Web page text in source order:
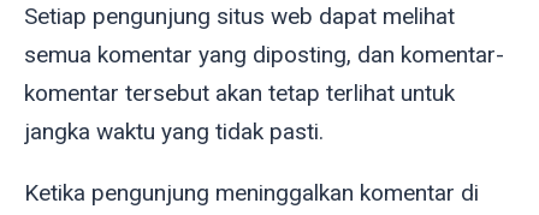
Setiap pengunjung situs web dapat melihat
semua komentar yang diposting, dan komentar-
komentar tersebut akan tetap terlihat untuk
jangka waktu yang tidak pasti.
Ketika pengunjung meninggalkan komentar di